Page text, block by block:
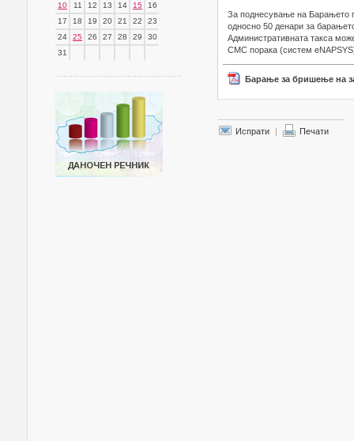
10
11 12 13 14 15
16
17
18 19 20 21 22
23
24
25 26 27 28 29
30
31
За поднесување на Барањето
односно 50 денари за
Административната такса
СМС порака (систем
Барање за бришење на
Испрати | Печати